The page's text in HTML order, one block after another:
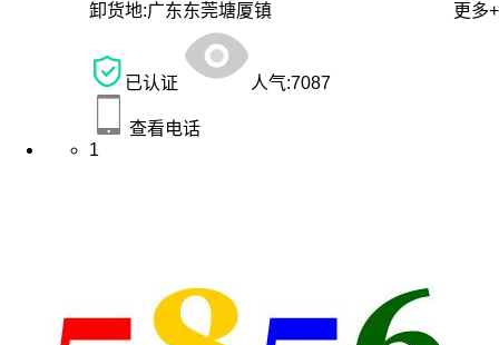
卸货地:广东东莞塘厦镇 更多+
已认证 人气:7087
查看电话
1